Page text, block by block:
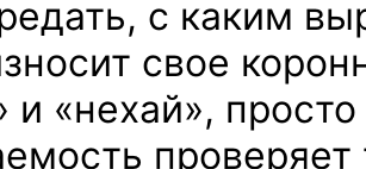
с каким
свое
и «нехай»,
проверяет